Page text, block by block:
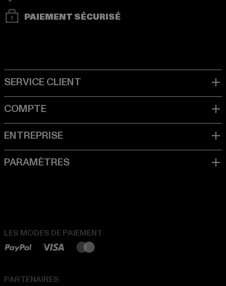
PAIEMENT SÉCURISÉ
LES MODES DE PAIEMENT
PARTENAIRES